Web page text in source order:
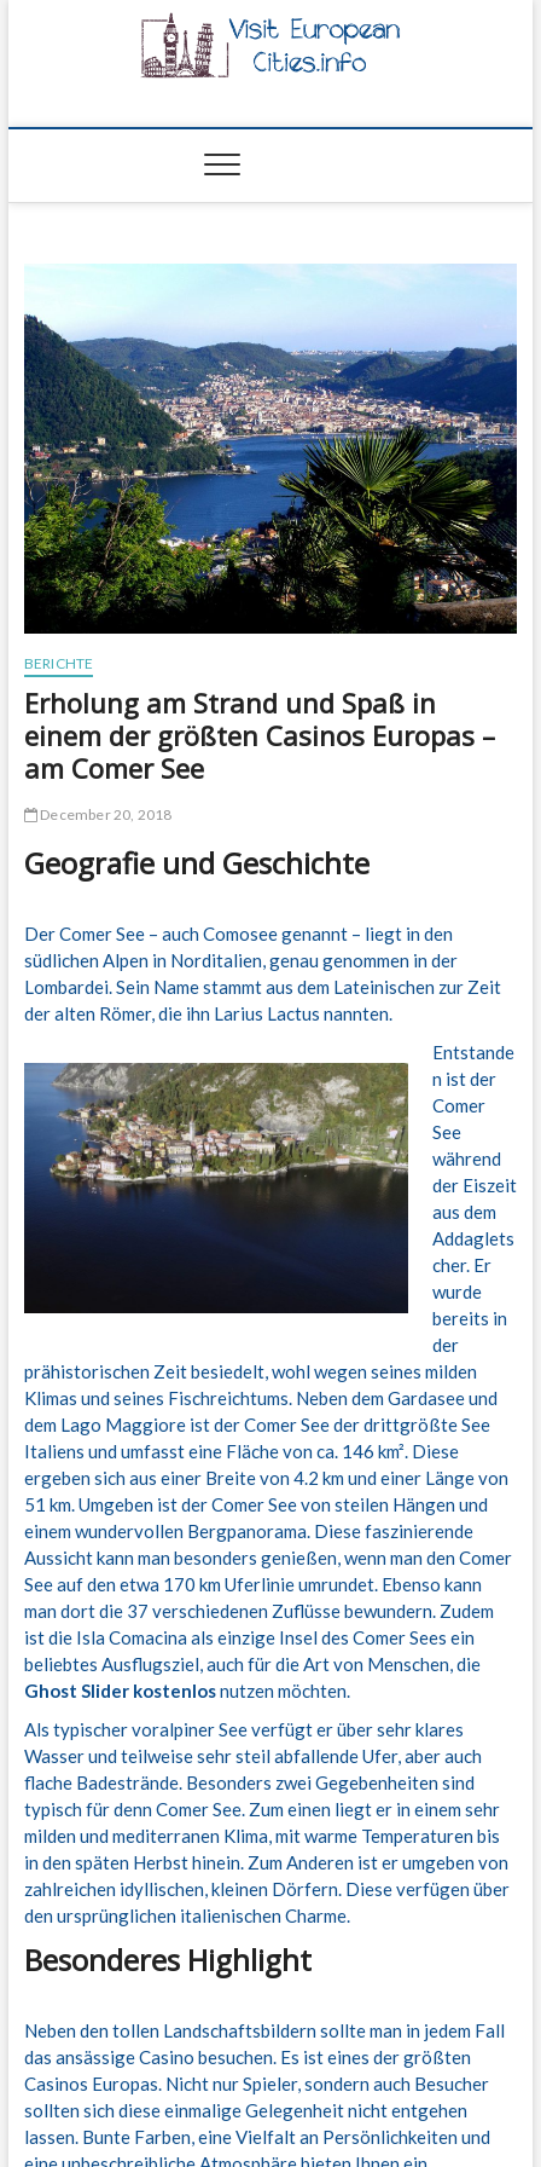
BERICHTE
Erholung am Strand und Spaß in
einem der größten Casinos Europas –
am Comer See
December 20, 2018
Geografie und Geschichte
Der Comer See – auch Comosee genannt – liegt in den
südlichen Alpen in Norditalien, genau genommen in der
Lombardei. Sein Name stammt aus dem Lateinischen zur Zeit
der alten Römer, die ihn Larius Lactus nannten.
Entstande
n ist der
Comer
See
während
der Eiszeit
aus dem
Addaglets
cher. Er
wurde
bereits in
der
prähistorischen Zeit besiedelt, wohl wegen seines milden
Klimas und seines Fischreichtums. Neben dem Gardasee und
dem Lago Maggiore ist der Comer See der drittgrößte See
Italiens und umfasst eine Fläche von ca. 146 km². Diese
ergeben sich aus einer Breite von 4.2 km und einer Länge von
51 km. Umgeben ist der Comer See von steilen Hängen und
einem wundervollen Bergpanorama. Diese faszinierende
Aussicht kann man besonders genießen, wenn man den Comer
See auf den etwa 170 km Uferlinie umrundet. Ebenso kann
man dort die 37 verschiedenen Zuflüsse bewundern. Zudem
ist die Isla Comacina als einzige Insel des Comer Sees ein
beliebtes Ausflugsziel, auch für die Art von Menschen, die
Ghost Slider kostenlosnutzen möchten.
Als typischer voralpiner See verfügt er über sehr klares
Wasser und teilweise sehr steil abfallende Ufer, aber auch
flache Badestrände. Besonders zwei Gegebenheiten sind
typisch für denn Comer See. Zum einen liegt er in einem sehr
milden und mediterranen Klima, mit warme Temperaturen bis
in den späten Herbst hinein. Zum Anderen ist er umgeben von
zahlreichen idyllischen, kleinen Dörfern. Diese verfügen über
den ursprünglichen italienischen Charme.
Besonderes Highlight
Neben den tollen Landschaftsbildern sollte man in jedem Fall
das ansässige Casino besuchen. Es ist eines der größten
Casinos Europas. Nicht nur Spieler, sondern auch Besucher
sollten sich diese einmalige Gelegenheit nicht entgehen
lassen. Bunte Farben, eine Vielfalt an Persönlichkeiten und